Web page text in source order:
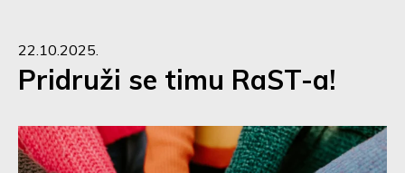
22.10.2025.
Pridruži se timu RaST-a!